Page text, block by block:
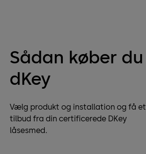
Sådan køber du
dKey
Vælg produkt og installation og få et
tilbud fra din certificerede DKey
låsesmed.